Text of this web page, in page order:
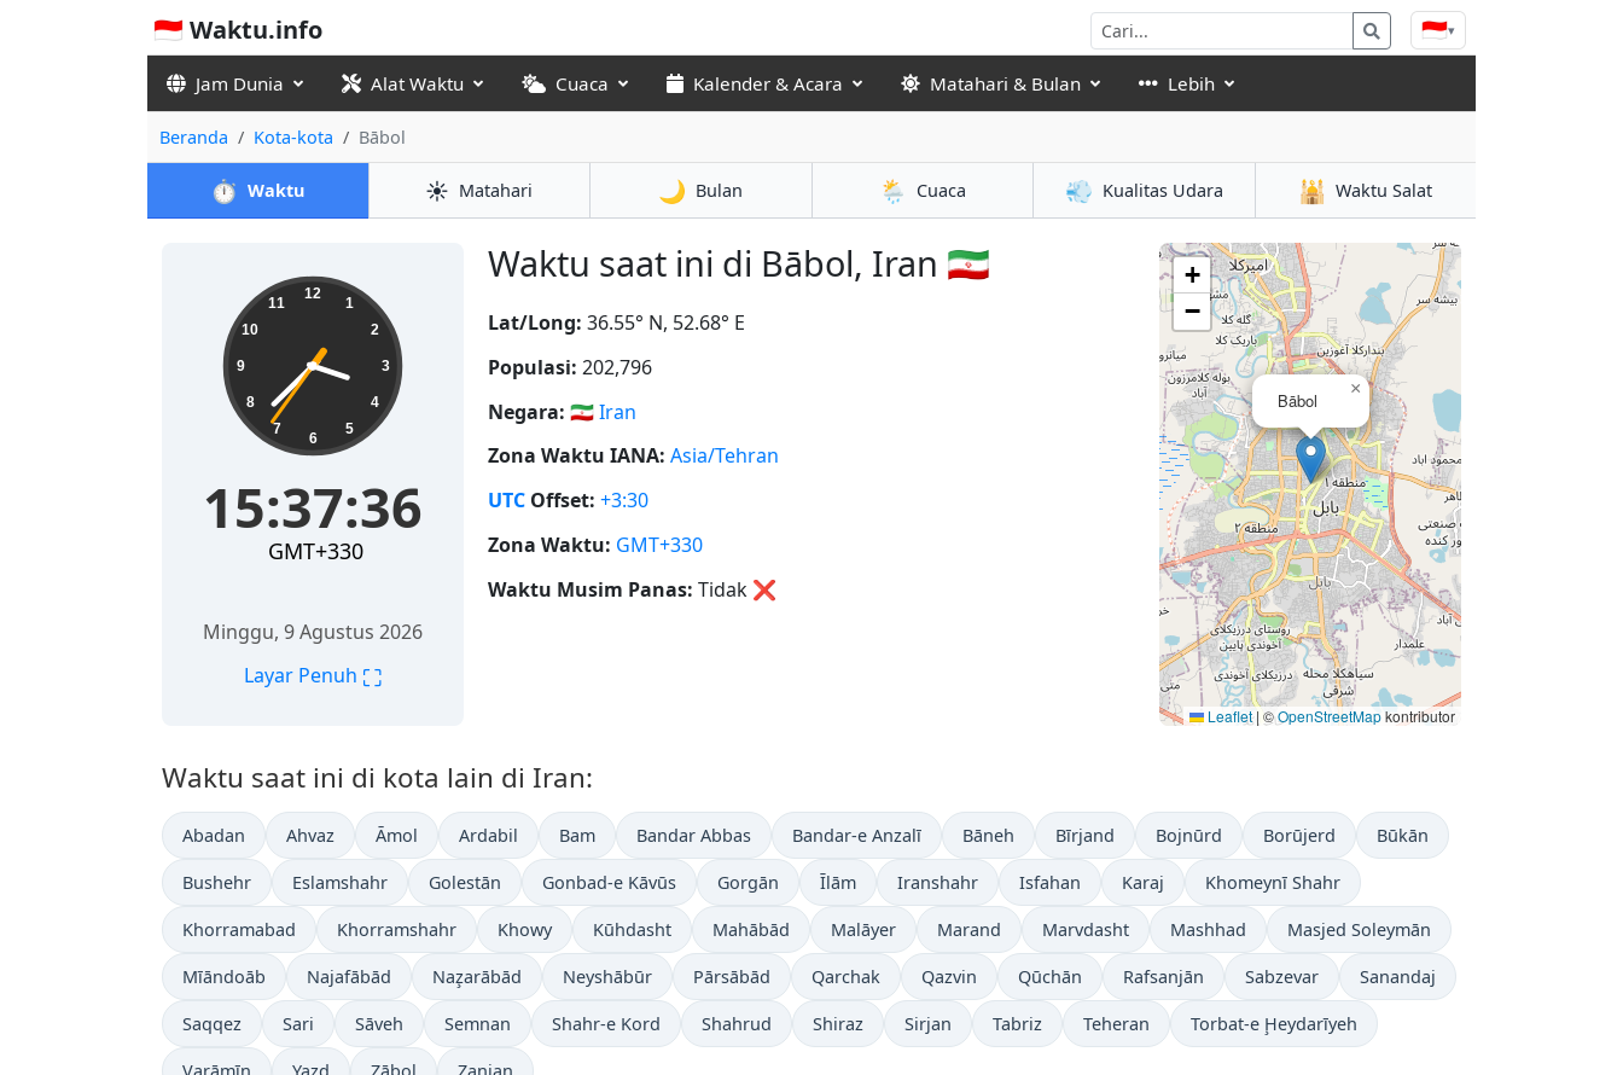
🇮🇩 Waktu.info 🇮🇩▾
Jam Dunia Alat Waktu Cuaca Kalender & Acara Matahari & Bulan Lebih
Beranda Kota-kota Bābol
⏱️ Waktu ☀️ Matahari 🌙 Bulan 🌦️ Cuaca 💨 Kualitas Udara 🕌 Waktu Salat
Waktu saat ini di Bābol, Iran 🇮🇷
15:37:37 12
1
2
3
4
5
6
7
8
9
10
11
15:37:37
GMT+330
Minggu, 9 Agustus 2026
Layar Penuh ⛶
Lat/Long: 36.55° N, 52.68° E
Populasi: 202,796
Negara: 🇮🇷Iran
Zona Waktu IANA: Asia/Tehran
UTC Offset: +3:30
Zona Waktu: GMT+330
Waktu Musim Panas: Tidak ❌
Bābol
×
+
−
Leaflet | ©OpenStreetMapkontributor
Waktu saat ini di kota lain di Iran:
Abadan Ahvaz Āmol Ardabil Bam Bandar Abbas Bandar-e Anzalī Bāneh Bīrjand Bojnūrd Borūjerd Būkān
Bushehr Eslamshahr Golestān Gonbad-e Kāvūs Gorgān Īlām Iranshahr Isfahan Karaj Khomeynī Shahr
Khorramabad Khorramshahr Khowy Kūhdasht Mahābād Malāyer Marand Marvdasht Mashhad Masjed Soleymān
Mīāndoāb Najafābād Naz̧arābād Neyshābūr Pārsābād Qarchak Qazvin Qūchān Rafsanjān Sabzevar Sanandaj
Saqqez Sari Sāveh Semnan Shahr-e Kord Shahrud Shiraz Sirjan Tabriz Teheran Torbat-e Ḩeydarīyeh